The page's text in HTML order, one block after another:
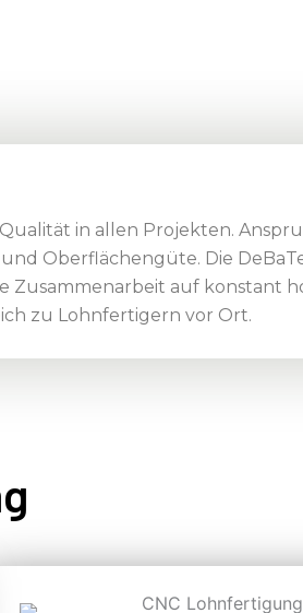
in allen Projekten.
Oberflächengüte. Die
Zusammenarbeit auf konstant
zu Lohnfertigern vor Ort.